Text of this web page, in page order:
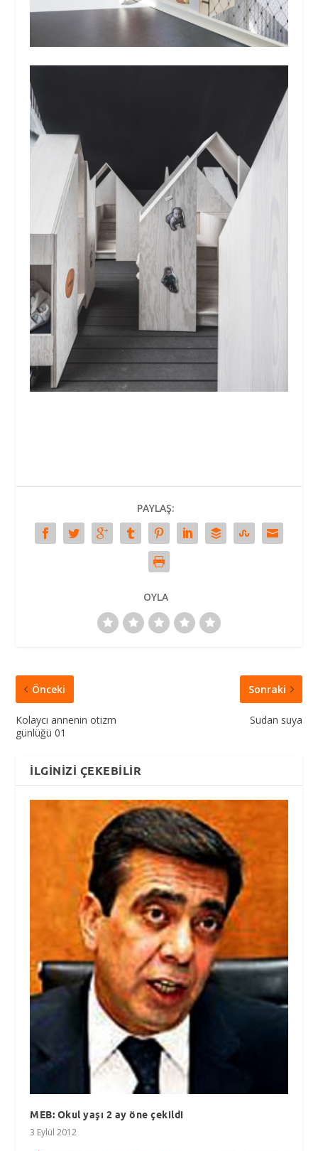
PAYLAŞ:
OYLA
Önceki
Kolaycı annenin otizm
günlüğü 01
Sonraki
Sudan suya
İLGINIZI ÇEKEBILIR
MEB: Okul yaşı 2 ay öne çekildi
3 Eylül 2012